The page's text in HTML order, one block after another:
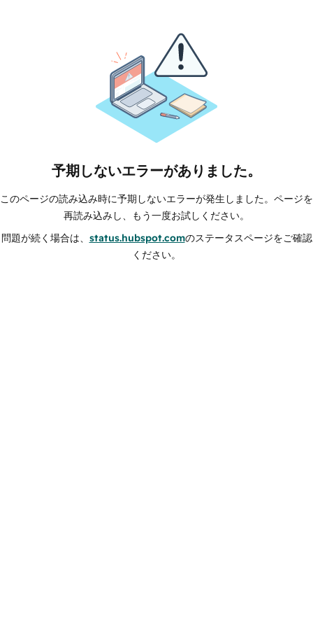
予期しないエラーがありました。
このページの読み込み時に予期しないエラーが発生しました。ページを
再読み込みし、もう一度お試しください。
問題が続く場合は、 status.hubspot.comのステータスページをご確認
ください。